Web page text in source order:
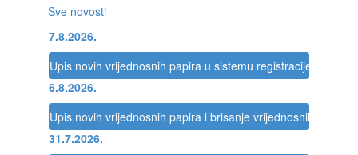
Sve novosti
7.8.2026.
Upis novih vrijednosnih papira u sistemu registracije Registra
6.8.2026.
Upis novih vrijednosnih papira i brisanje vrijednosnih papira
31.7.2026.